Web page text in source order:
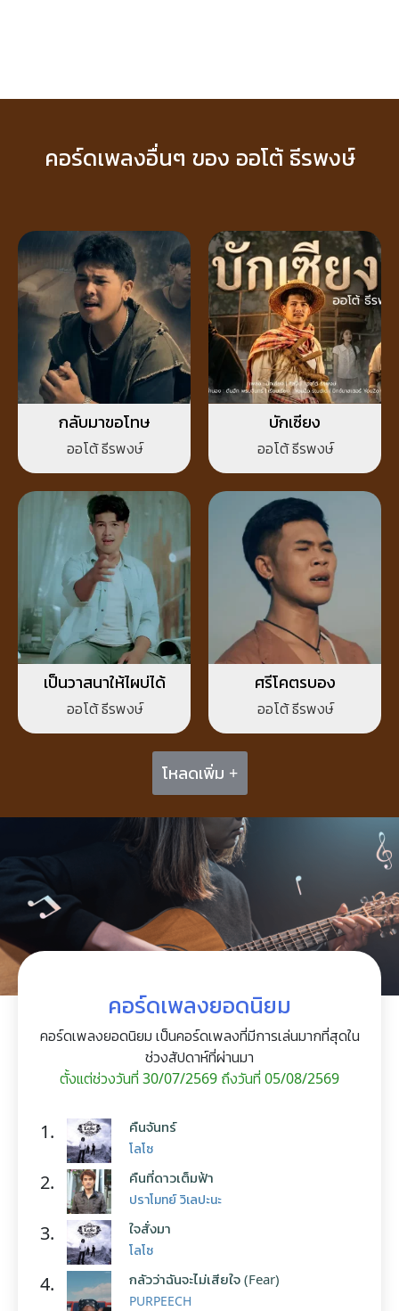
คอร์ดเพลงอื่นๆ ของ ออโต้ ธีรพงษ์
กลับมาขอโทษ
ออโต้ ธีรพงษ์
บักเซียง
ออโต้ ธีรพงษ์
เป็นวาสนาให้ไผบ่ได้
ออโต้ ธีรพงษ์
ศรีโคตรบอง
ออโต้ ธีรพงษ์
โหลดเพิ่ม +
คอร์ดเพลงยอดนิยม
คอร์ดเพลงยอดนิยม เป็นคอร์ดเพลงที่มีการเล่นมากที่สุดใน
ช่วงสัปดาห์ที่ผ่านมา
ตั้งแต่ช่วงวันที่ 30/07/2569 ถึงวันที่ 05/08/2569
1. คืนจันทร์
โลโซ
2. คืนที่ดาวเต็มฟ้า
ปราโมทย์ วิเลปะนะ
3. ใจสั่งมา
โลโซ
4. กลัวว่าฉันจะไม่เสียใจ (Fear)
PURPEECH